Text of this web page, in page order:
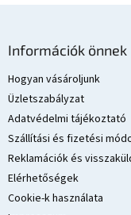
Információk önnek
Hogyan vásároljunk
Üzletszabályzat
Adatvédelmi tájékoztató
Szállítási és fizetési
Reklamációk és
Elérhetőségek
Cookie-k használata